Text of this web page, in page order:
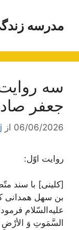
محتوامدرسه
سه روایت
جعفر
06/06/2026 از
روایت اوّل:
[کلینی] با سند
بن سهل همدانى
علیه‌السّلام
السَّمَوتِ وَ